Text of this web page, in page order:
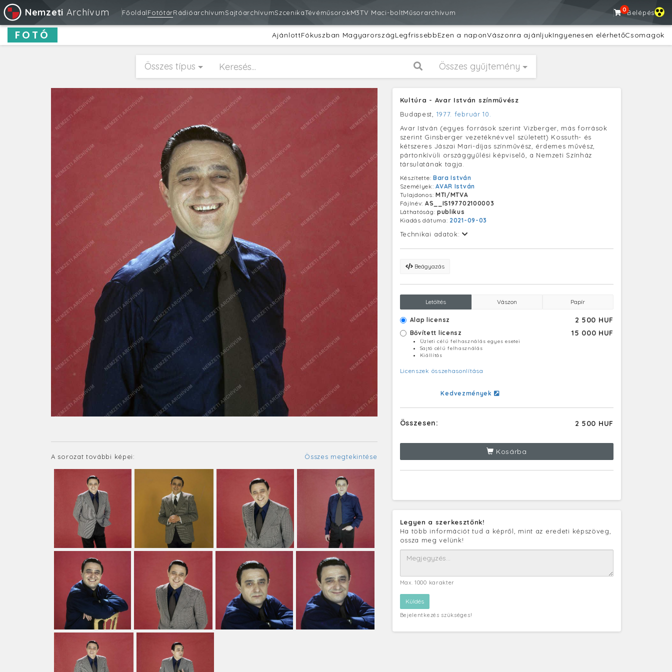
Nemzeti Archívum FőoldalFotótárRádióarchívumSajtóarchívumSzcenikaTévéműsorokM3TV Maci-boltMűsorarchívum 0Belépés
FOTÓ AjánlottFókuszban MagyarországLegfrissebbEzen a naponVászonra ajánljukIngyenesen elérhetőCsomagok
Összes típus Összes gyűjtemény
A sorozat további képei: Összes megtekintése
Kultúra - Avar István színművész
Budapest, 1977. február 10.
Avar István (egyes források szerint Vizberger, más források
szerint Ginsberger vezetéknévvel született) Kossuth- és
kétszeres Jászai Mari-díjas színművész, érdemes művész,
pártonkívüli országgyűlési képviselő, a Nemzeti Színház
társulatának tagja.
Készítette: Bara István
Személyek:AVAR István
Tulajdonos: MTI/MTVA
Fájlnév: AS__IS197702100003
Láthatóság: publikus
Kiadás dátuma: 2021-09-03
Technikai adatok:
Beágyazás
Letöltés Vászon Papír
Alap licensz 2 500 HUF
Bővített licensz 15 000 HUF
Üzleti célú felhasználás egyes esetei
Sajtó célú felhasználás
Kiállítás
Licenszek összehasonlítása
Kedvezmények
Összesen: 2 500 HUF
Kosárba
Legyen a szerkesztőnk!
Ha több információt tud a képről, mint az eredeti képszöveg,
ossza meg velünk!
Max. 1000 karakter
Bejelentkezés szükséges!